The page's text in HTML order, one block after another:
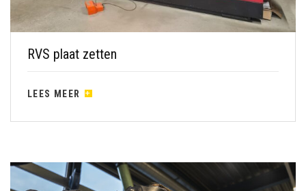
RVS plaat zetten
LEES MEER